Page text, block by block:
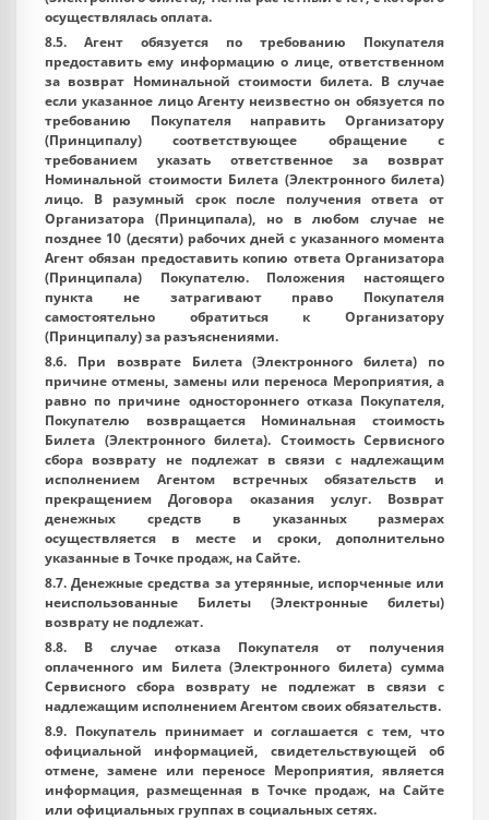
осуществлялась оплата.
8.5. Агент обязуется по требованию Покупателя
предоставить ему информацию о лице, ответственном
за возврат Номинальной стоимости билета. В случае
если указанное лицо Агенту неизвестно он обязуется по
требованию Покупателя направить Организатору
(Принципалу) соответствующее обращение с
требованием указать ответственное за возврат
Номинальной стоимости Билета (Электронного билета)
лицо. В разумный срок после получения ответа от
Организатора (Принципала), но в любом случае не
позднее 10 (десяти) рабочих дней с указанного момента
Агент обязан предоставить копию ответа Организатора
(Принципала) Покупателю. Положения настоящего
пункта не затрагивают право Покупателя
самостоятельно обратиться к Организатору
(Принципалу) за разъяснениями.
8.6. При возврате Билета (Электронного билета) по
причине отмены, замены или переноса Мероприятия, а
равно по причине одностороннего отказа Покупателя,
Покупателю возвращается Номинальная стоимость
Билета (Электронного билета). Стоимость Сервисного
сбора возврату не подлежат в связи с надлежащим
исполнением Агентом встречных обязательств и
прекращением Договора оказания услуг. Возврат
денежных средств в указанных размерах
осуществляется в месте и сроки, дополнительно
указанные в Точке продаж, на Сайте.
8.7. Денежные средства за утерянные, испорченные или
неиспользованные Билеты (Электронные билеты)
возврату не подлежат.
8.8. В случае отказа Покупателя от получения
оплаченного им Билета (Электронного билета) сумма
Сервисного сбора возврату не подлежат в связи с
надлежащим исполнением Агентом своих обязательств.
8.9. Покупатель принимает и соглашается с тем, что
официальной информацией, свидетельствующей об
отмене, замене или переносе Мероприятия, является
информация, размещенная в Точке продаж, на Сайте
или официальных группах в социальных сетях.